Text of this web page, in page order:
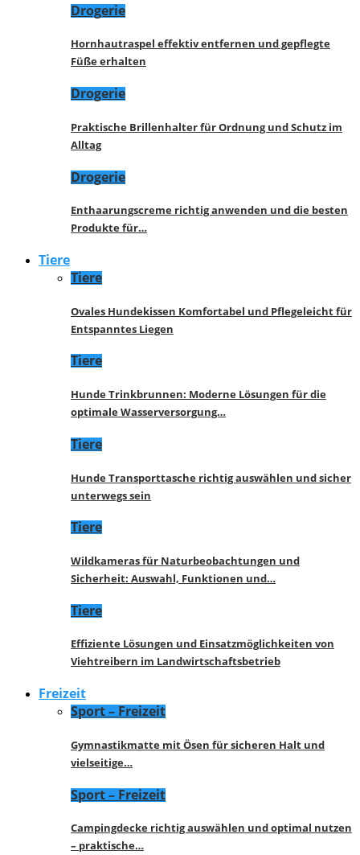
Drogerie
Hornhautraspel effektiv entfernen und gepflegte
Füße erhalten
Drogerie
Praktische Brillenhalter für Ordnung und Schutz im
Alltag
Drogerie
Enthaarungscreme richtig anwenden und die besten
Produkte für…
Tiere
Tiere
Ovales Hundekissen Komfortabel und Pflegeleicht für
Entspanntes Liegen
Tiere
Hunde Trinkbrunnen: Moderne Lösungen für die
optimale Wasserversorgung…
Tiere
Hunde Transporttasche richtig auswählen und sicher
unterwegs sein
Tiere
Wildkameras für Naturbeobachtungen und
Sicherheit: Auswahl, Funktionen und…
Tiere
Effiziente Lösungen und Einsatzmöglichkeiten von
Viehtreibern im Landwirtschaftsbetrieb
Freizeit
Sport – Freizeit
Gymnastikmatte mit Ösen für sicheren Halt und
vielseitige…
Sport – Freizeit
Campingdecke richtig auswählen und optimal nutzen
– praktische…